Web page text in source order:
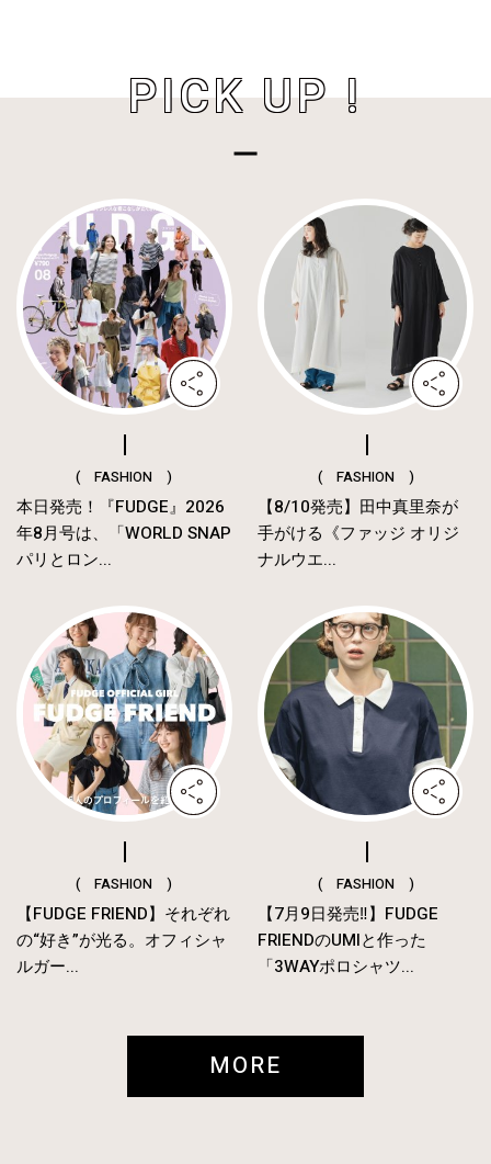
PICK UP !
( FASHION )
本日発売！『FUDGE』2026
年8月号は、「WORLD SNAP
パリとロン...
( FASHION )
【8/10発売】田中真里奈が
手がける《ファッジ オリジ
ナルウエ...
( FASHION )
【FUDGE FRIEND】それぞれ
の“好き”が光る。オフィシャ
ルガー...
( FASHION )
【7月9日発売‼︎】FUDGE
FRIENDのUMIと作った
「3WAYポロシャツ...
MORE